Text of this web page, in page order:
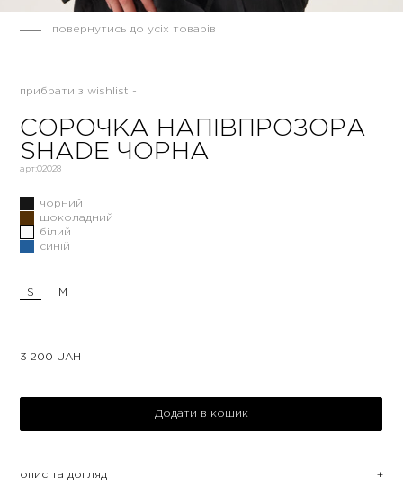
повернутись до усіх товарів
прибрати з wishlist -
СОРОЧКА НАПІВПРОЗОРА
SHADE ЧОРНА
арт:02028
чорний
шоколадний
білий
синій
S M
3 200 UAH
Додати в кошик
опис та догляд